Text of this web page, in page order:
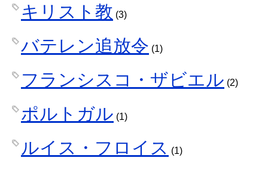
キリスト教 (3)
バテレン追放令 (1)
フランシスコ・ザビエル (2)
ポルトガル (1)
ルイス・フロイス (1)